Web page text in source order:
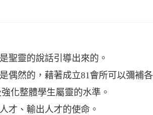
聖靈的說話引導出來的。
偶然的，藉著成立81會所可以彌補各
化整體學生屬靈的水準。
才、輸出人才的使命。